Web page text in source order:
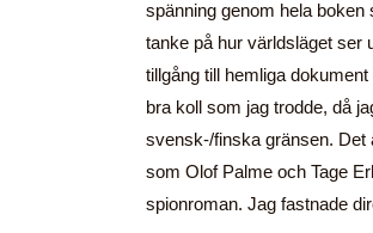
spänning genom hela
tanke på hur världsläget ser
tillgång till hemliga
bra koll som jag trodde, då
svensk-/finska gränsen. Det
som Olof Palme och Tage
spionroman. Jag fastnade